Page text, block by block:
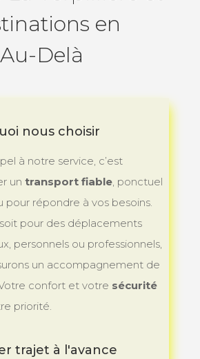
en
Delà
nous choisir
à notre service, c’est
un transport fiable, ponctuel
pour répondre à vos besoins.
pour des déplacements
personnels ou professionnels,
un accompagnement de
confort et votre sécurité
priorité.
trajet à l'avance